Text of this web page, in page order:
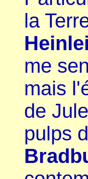
la
me
mais
de
pulps